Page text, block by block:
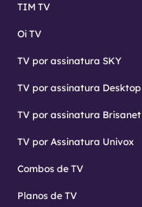
TIM TV
Oi TV
TV por assinatura SKY
TV por assinatura Desktop
TV por assinatura Brisanet
TV por Assinatura Univox
Combos de TV
Planos de TV